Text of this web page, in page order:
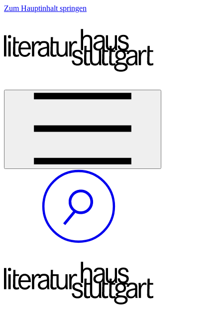
Zum Hauptinhalt springen